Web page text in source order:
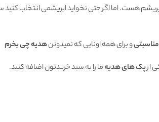
هست. اما اگر حتی نخواید ابریشمی انتخاب
و برای همه اونایی که نمیدوننهدیه چی بخرم
ازپک های هدیهما را به سبد خریدتون اضافه کنید.